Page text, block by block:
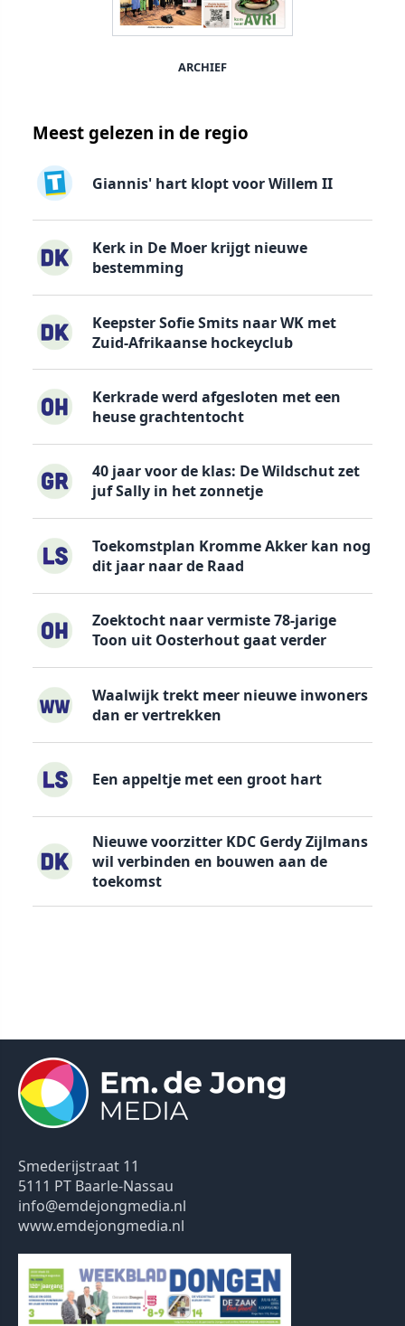
ARCHIEF
Meest gelezen in de regio
Giannis' hart klopt voor Willem II
Kerk in De Moer krijgt nieuwe
bestemming
Keepster Sofie Smits naar WK met
Zuid-Afrikaanse hockeyclub
Kerkrade werd afgesloten met een
heuse grachtentocht
40 jaar voor de klas: De Wildschut zet
juf Sally in het zonnetje
Toekomstplan Kromme Akker kan nog
dit jaar naar de Raad
Zoektocht naar vermiste 78-jarige
Toon uit Oosterhout gaat verder
Waalwijk trekt meer nieuwe inwoners
dan er vertrekken
Een appeltje met een groot hart
Nieuwe voorzitter KDC Gerdy Zijlmans
wil verbinden en bouwen aan de
toekomst
Smederijstraat 11
5111 PT Baarle-Nassau
info@emdejongmedia.nl
www.emdejongmedia.nl